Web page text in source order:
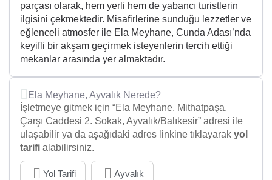
parçası olarak, hem yerli hem de yabancı turistlerin
ilgisini çekmektedir. Misafirlerine sunduğu lezzetler ve
eğlenceli atmosfer ile Ela Meyhane, Cunda Adası’nda
keyifli bir akşam geçirmek isteyenlerin tercih ettiği
mekanlar arasında yer almaktadır.
Ela Meyhane, Ayvalık Nerede?
İşletmeye gitmek için “Ela Meyhane, Mithatpaşa,
Çarşı Caddesi 2. Sokak, Ayvalık/Balıkesir” adresi ile
ulaşabilir ya da aşağıdaki adres linkine tıklayarak yol
tarifi alabilirsiniz.
Yol Tarifi Ayvalık